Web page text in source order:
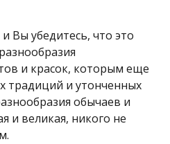
Вы убедитесь, что это
и красок, которым еще
традиций и утонченных
обычаев и
и великая, никого не